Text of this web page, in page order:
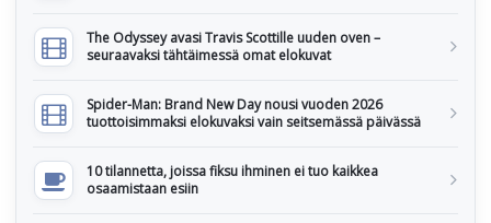
The Odyssey avasi Travis Scottille uuden oven –
seuraavaksi tähtäimessä omat elokuvat
Spider-Man: Brand New Day nousi vuoden 2026
tuottoisimmaksi elokuvaksi vain seitsemässä päivässä
10 tilannetta, joissa fiksu ihminen ei tuo kaikkea
osaamistaan esiin